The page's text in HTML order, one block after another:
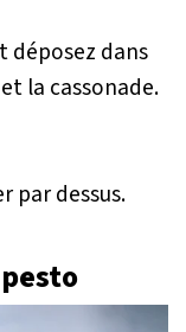
déposez dans
la cassonade.
par dessus.